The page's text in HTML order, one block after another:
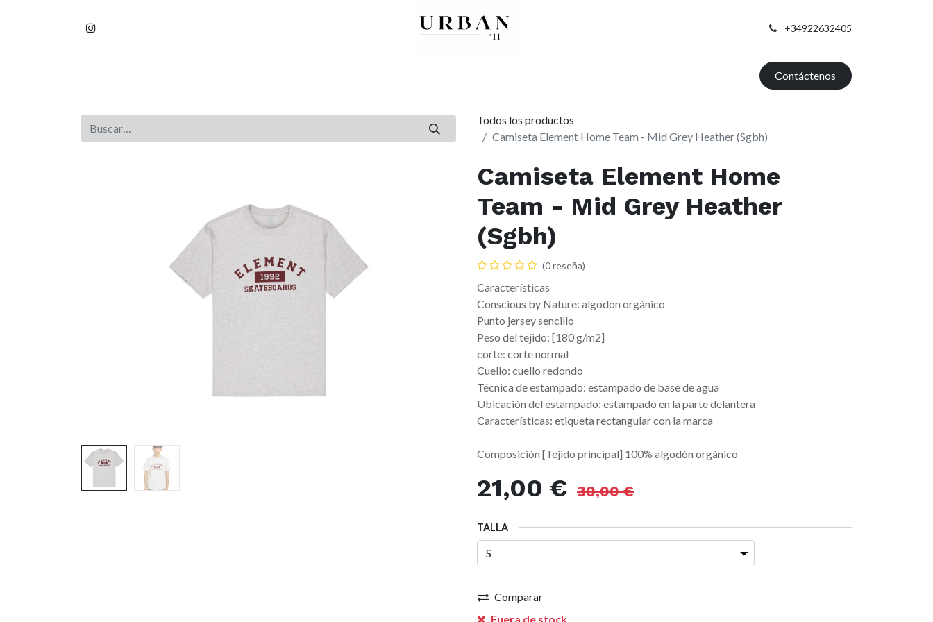
+34922632405
Contáctenos
Todos los productos
Camiseta Element Home Team - Mid Grey Heather (Sgbh)
Camiseta Element Home
Team - Mid Grey Heather
(Sgbh)
(0 reseña)
Características
Conscious by Nature: algodón orgánico
Punto jersey sencillo
Peso del tejido: [180 g/m2]
corte: corte normal
Cuello: cuello redondo
Técnica de estampado: estampado de base de agua
Ubicación del estampado: estampado en la parte delantera
Características: etiqueta rectangular con la marca
Composición [Tejido principal] 100% algodón orgánico
21,00 € 30,00€
TALLA
Comparar
Fuera de stock